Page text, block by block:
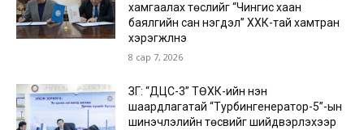
хамгаалах төслийг “Чингис хаан
баялгийн сан нэгдэл” ХХК-тай хамтран
хэрэгжүүлнэ
8 сар 7, 2026
ЗГ: “ДЦС-3” ТӨХК-ийн нэн
шаардлагатай “Турбингенератор-5”-ын
шинэчлэлийн төсвийг шийдвэрлэхээр